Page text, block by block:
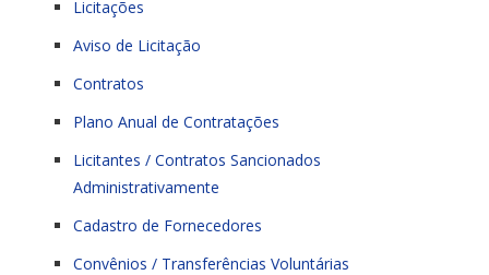
Licitações
Aviso de Licitação
Contratos
Plano Anual de Contratações
Licitantes / Contratos Sancionados
Administrativamente
Cadastro de Fornecedores
Convênios / Transferências Voluntárias